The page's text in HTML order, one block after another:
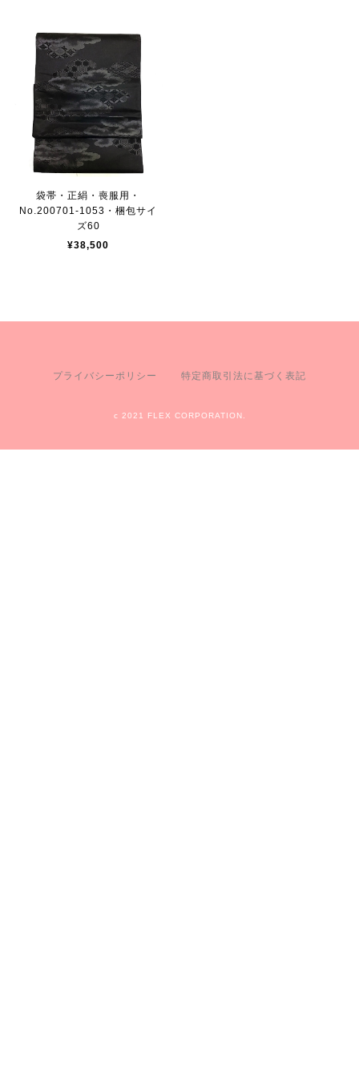
袋帯・正絹・喪服用・
No.200701-1053・梱包サイ
ズ60
¥38,500
プライバシーポリシー 特定商取引法に基づく表記
c 2021 FLEX CORPORATION.